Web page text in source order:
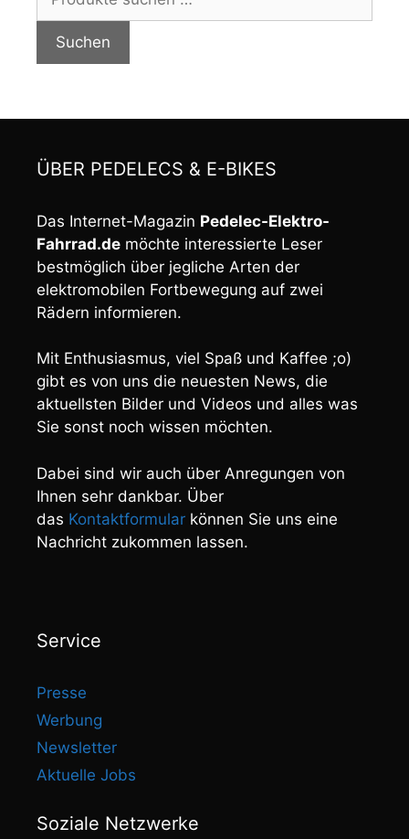
nach:
Suchen
ÜBER PEDELECS & E-BIKES
Das Internet-Magazin Pedelec-Elektro-
Fahrrad.de möchte interessierte Leser
bestmöglich über jegliche Arten der
elektromobilen Fortbewegung auf zwei
Rädern informieren.
Mit Enthusiasmus, viel Spaß und Kaffee ;o)
gibt es von uns die neuesten News, die
aktuellsten Bilder und Videos und alles was
Sie sonst noch wissen möchten.
Dabei sind wir auch über Anregungen von
Ihnen sehr dankbar. Über
das Kontaktformular können Sie uns eine
Nachricht zukommen lassen.
Service
Presse
Werbung
Newsletter
Aktuelle Jobs
Soziale Netzwerke